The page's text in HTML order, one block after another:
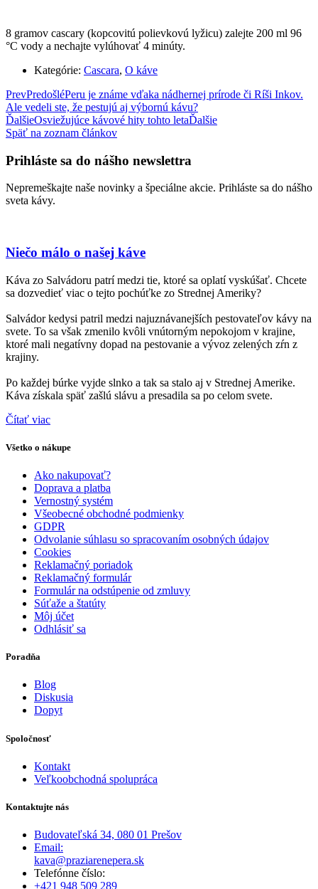
8 gramov cascary (kopcovitú polievkovú lyžicu) zalejte 200 ml 96
°C vody a nechajte vylúhovať 4 minúty.
Kategórie: Cascara, O káve
PrevPredošléPeru je známe vďaka nádhernej prírode či Ríši Inkov.
Ale vedeli ste, že pestujú aj výbornú kávu?
ĎalšieOsviežujúce kávové hity tohto letaĎalšie
Späť na zoznam článkov
Prihláste sa do nášho newslettra
Nepremeškajte naše novinky a špeciálne akcie. Prihláste sa do nášho
sveta kávy.
Niečo málo o našej káve
Káva zo Salvádoru patrí medzi tie, ktoré sa oplatí vyskúšať. Chcete
sa dozvedieť viac o tejto pochúťke zo Strednej Ameriky?
Salvádor kedysi patril medzi najuznávanejších pestovateľov kávy na
svete. To sa však zmenilo kvôli vnútorným nepokojom v krajine,
ktoré mali negatívny dopad na pestovanie a vývoz zelených zŕn z
krajiny.
Po každej búrke vyjde slnko a tak sa stalo aj v Strednej Amerike.
Káva získala späť zašlú slávu a presadila sa po celom svete.
Čítať viac
Všetko o nákupe
Ako nakupovať?
Doprava a platba
Vernostný systém
Všeobecné obchodné podmienky
GDPR
Odvolanie súhlasu so spracovaním osobných údajov
Cookies
Reklamačný poriadok
Reklamačný formulár
Formulár na odstúpenie od zmluvy
Súťaže a štatúty
Môj účet
Odhlásiť sa
Poradňa
Blog
Diskusia
Dopyt
Spoločnosť
Kontakt
Veľkoobchodná spolupráca
Kontaktujte nás
Budovateľská 34, 080 01 Prešov
Email:
kava@praziarenepera.sk
Telefónne číslo:
+421 948 509 289